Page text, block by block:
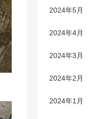
2024年5月
2024年4月
2024年3月
2024年2月
2024年1月